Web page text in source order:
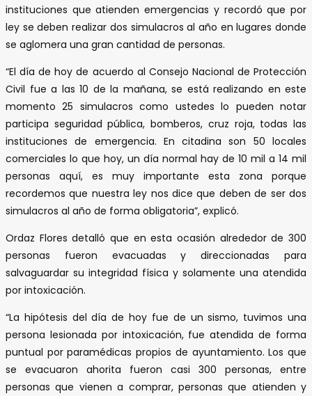
instituciones que atienden emergencias y recordó que por
ley se deben realizar dos simulacros al año en lugares donde
se aglomera una gran cantidad de personas.
“El día de hoy de acuerdo al Consejo Nacional de Protección
Civil fue a las 10 de la mañana, se está realizando en este
momento 25 simulacros como ustedes lo pueden notar
participa seguridad pública, bomberos, cruz roja, todas las
instituciones de emergencia. En citadina son 50 locales
comerciales lo que hoy, un día normal hay de 10 mil a 14 mil
personas aquí, es muy importante esta zona porque
recordemos que nuestra ley nos dice que deben de ser dos
simulacros al año de forma obligatoria”, explicó.
Ordaz Flores detalló que en esta ocasión alrededor de 300
personas fueron evacuadas y direccionadas para
salvaguardar su integridad física y solamente una atendida
por intoxicación.
“La hipótesis del día de hoy fue de un sismo, tuvimos una
persona lesionada por intoxicación, fue atendida de forma
puntual por paramédicas propios de ayuntamiento. Los que
se evacuaron ahorita fueron casi 300 personas, entre
personas que vienen a comprar, personas que atienden y